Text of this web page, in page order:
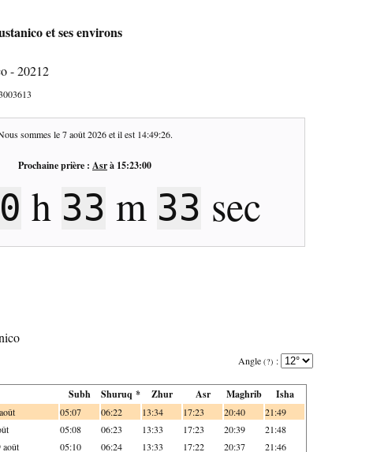
et ses environs
- 20212
sommes le7 août 2026et il est 14:49:27.
Prochaine prière : Asrà 15:23:00
0 h 33 m 32 sec
Angle (?) :
Subh Shuruq * Zhur Asr Maghrib Isha
05:07 06:22 13:34 17:23 20:40 21:49
05:08 06:23 13:33 17:23 20:39 21:48
août 05:10 06:24 13:33 17:22 20:37 21:46